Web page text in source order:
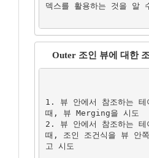
덱스를 활용하는 것을 알
Outer 조인 뷰에 대한
1. 뷰 안에서 참조하는 테
때, 뷰 Merging을 시도
2. 뷰 안에서 참조하는 테
때, 조인 조건식을 뷰 안
고 시도